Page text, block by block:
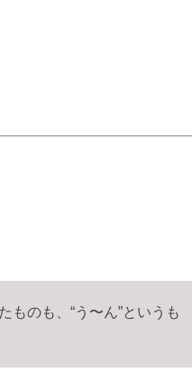
のも、“う〜ん”というも